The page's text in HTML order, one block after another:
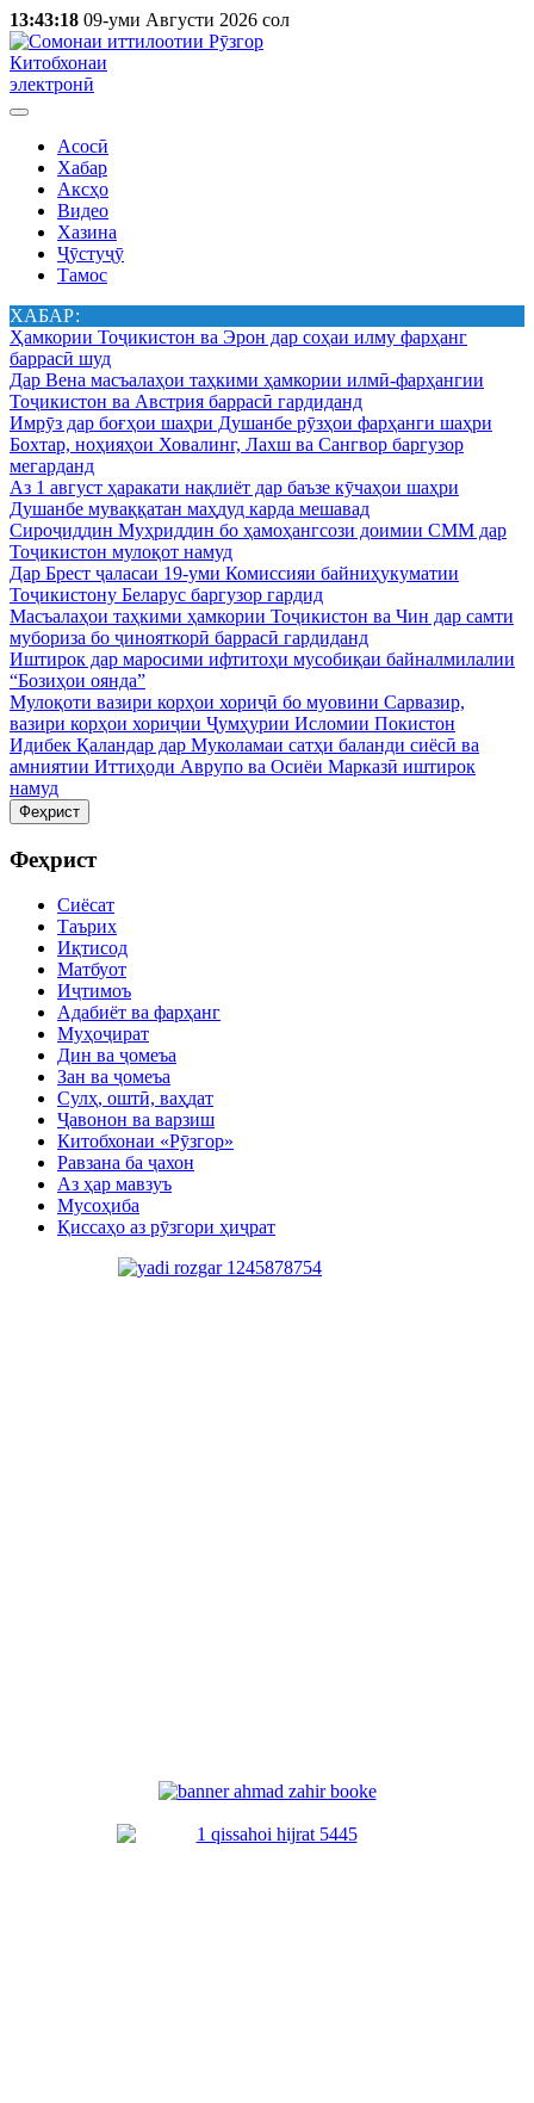
13:43:18 09-уми Августи 2026 сол
Китобхонаи
электронӣ
Асосӣ
Хабар
Аксҳо
Видео
Хазина
Ҷӯстуҷӯ
Тамос
ХАБАР:
Ҳамкории Тоҷикистон ва Эрон дар соҳаи илму фарҳанг
баррасӣ шуд
Дар Вена масъалаҳои таҳкими ҳамкории илмӣ-фарҳангии
Тоҷикистон ва Австрия баррасӣ гардиданд
Имрӯз дар боғҳои шаҳри Душанбе рӯзҳои фарҳанги шаҳри
Бохтар, ноҳияҳои Ховалинг, Лахш ва Сангвор баргузор
мегарданд
Аз 1 август ҳаракати нақлиёт дар баъзе кӯчаҳои шаҳри
Душанбе муваққатан маҳдуд карда мешавад
Сироҷиддин Муҳриддин бо ҳамоҳангсози доимии СММ дар
Тоҷикистон мулоқот намуд
Дар Брест ҷаласаи 19-уми Комиссияи байниҳукуматии
Тоҷикистону Беларус баргузор гардид
Масъалаҳои таҳкими ҳамкории Тоҷикистон ва Чин дар самти
мубориза бо ҷинояткорӣ баррасӣ гардиданд
Иштирок дар маросими ифтитоҳи мусобиқаи байналмилалии
“Бозиҳои оянда”
Мулоқоти вазири корҳои хориҷӣ бо муовини Сарвазир,
вазири корҳои хориҷии Ҷумҳурии Исломии Покистон
Идибек Қаландар дар Муколамаи сатҳи баланди сиёсӣ ва
амниятии Иттиҳоди Аврупо ва Осиёи Марказӣ иштирок
намуд
Феҳрист
Феҳрист
Сиёсат
Таърих
Иқтисод
Матбуот
Иҷтимоъ
Адабиёт ва фарҳанг
Муҳоҷират
Дин ва ҷомеъа
Зан ва ҷомеъа
Сулҳ, оштӣ, ваҳдат
Ҷавонон ва варзиш
Китобхонаи «Рӯзгор»
Равзана ба ҷахон
Аз ҳар мавзуъ
Мусоҳиба
Қиссаҳо аз рӯзгори ҳиҷрат